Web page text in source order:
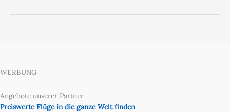
WERBUNG
Angebote unserer Partner
Preiswerte Flüge in die ganze Welt finden